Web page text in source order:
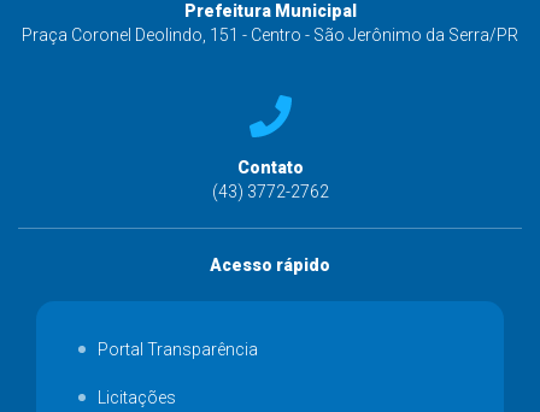
Prefeitura Municipal
Praça Coronel Deolindo, 151 - Centro - São Jerônimo da Serra/PR
Contato
(43) 3772-2762
Acesso rápido
Portal Transparência
Licitações